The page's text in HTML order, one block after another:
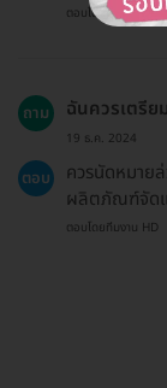
ตอบโดยทีมงาน HD
ถาม ฉันควรเตรีย
19 ธ.ค. 2024
ตอบ
ควรนัดหมายล่
ผลิตภัณฑ์จัดแ
ตอบโดยทีมงาน HD